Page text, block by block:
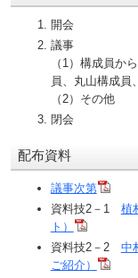
開会
議事
（1）構成員か
員、丸山構成員
（2）その他
閉会
配布資料
議事次第
資料技2－1 植
ト）
資料技2－2 中
ご紹介）